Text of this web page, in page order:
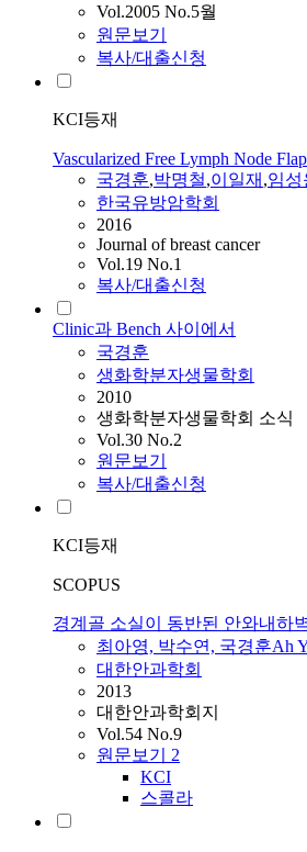
Vol.2005 No.5월
원문보기
복사/대출신청
KCI등재
Vascularized Free Lymph Node
국경훈,박명철,이일재 ,임성
한국유방암학회
2016
Journal of breast cancer
Vol.19 No.1
복사/대출신청
Clinic과 Bench 사이에서
국경훈
생화학분자생물학회
2010
생화학분자생물학회 소식
Vol.30 No.2
원문보기
복사/대출신청
KCI등재
SCOPUS
경계골 소실이 동반된 안와내하
최아영, 박수연, 국경훈Ah
대한안과학회
2013
대한안과학회지
Vol.54 No.9
원문보기 2
KCI
스콜라